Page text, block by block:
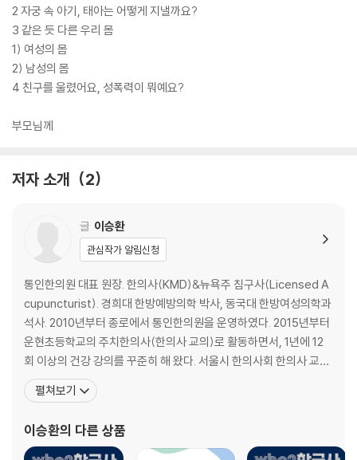
2 자궁 속 아기, 태아는 어떻게 지낼까요?
3 같은 듯 다른 우리 몸
1) 여성의 몸
2) 남성의 몸
4 친구를 울렸어요, 성폭력이 뭐예요?
부모님께
저자 소개 2
글 이승환
관심작가 알림신청
통인한의원 대표 원장. 한의사(KMD)&뉴욕주 침구사(Licensed A
cupuncturist). 경희대 한방예방의학 박사, 동국대 한방여성의학과
석사. 2010년부터 종로에서 통인한의원을 운영하였다. 2015년부터
운현초등학교의 주치한의사(한의사 교의)로 활동하면서, 1년에 12
회 이상의 건강 강의를 꾸준히 해 왔다. 서울시 한의사회 한의사 교의
운영위원회 부위원장 및 교재위원장, 대한한의사협회 소아청소년위
원회 부위원장을 맡고 있다. 초등학생과 중학생을 위한 성교육, 금연,
강 교육 관련 교재를 만들
펼쳐보기
이승환의 다른 상품